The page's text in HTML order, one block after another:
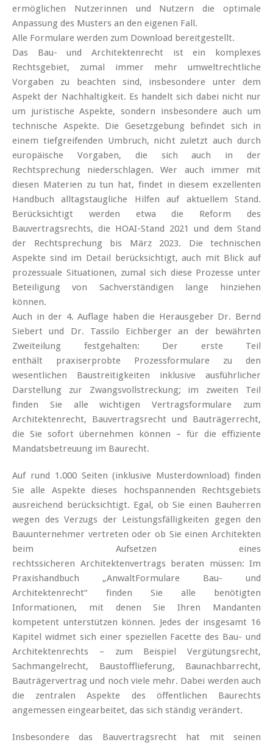
ermöglichen Nutzerinnen und Nutzern die optimale
Anpassung des Musters an den eigenen Fall.
Alle Formulare werden zum Download bereitgestellt.
Das Bau- und Architektenrecht ist ein komplexes
Rechtsgebiet, zumal immer mehr umweltrechtliche
Vorgaben zu beachten sind, insbesondere unter dem
Aspekt der Nachhaltigkeit. Es handelt sich dabei nicht nur
um juristische Aspekte, sondern insbesondere auch um
technische Aspekte. Die Gesetzgebung befindet sich in
einem tiefgreifenden Umbruch, nicht zuletzt auch durch
europäische Vorgaben, die sich auch in der
Rechtsprechung niederschlagen. Wer auch immer mit
diesen Materien zu tun hat, findet in diesem exzellenten
Handbuch alltagstaugliche Hilfen auf aktuellem Stand.
Berücksichtigt werden etwa die Reform des
Bauvertragsrechts, die HOAI-Stand 2021 und dem Stand
der Rechtsprechung bis März 2023. Die technischen
Aspekte sind im Detail berücksichtigt, auch mit Blick auf
prozessuale Situationen, zumal sich diese Prozesse unter
Beteiligung von Sachverständigen lange hinziehen
können.
Auch in der 4. Auflage haben die Herausgeber Dr. Bernd
Siebert und Dr. Tassilo Eichberger an der bewährten
Zweiteilung festgehalten: Der erste Teil
enthält praxiserprobte Prozessformulare zu den
wesentlichen Baustreitigkeiten inklusive ausführlicher
Darstellung zur Zwangsvollstreckung; im zweiten Teil
finden Sie alle wichtigen Vertragsformulare zum
Architektenrecht, Bauvertragsrecht und Bauträgerrecht,
die Sie sofort übernehmen können – für die effiziente
Mandatsbetreuung im Baurecht.
Auf rund 1.000 Seiten (inklusive Musterdownload) finden
Sie alle Aspekte dieses hochspannenden Rechtsgebiets
ausreichend berücksichtigt. Egal, ob Sie einen Bauherren
wegen des Verzugs der Leistungsfälligkeiten gegen den
Bauunternehmer vertreten oder ob Sie einen Architekten
beim Aufsetzen eines
rechtssicheren Architektenvertrags beraten müssen: Im
Praxishandbuch „AnwaltFormulare Bau- und
Architektenrecht“ finden Sie alle benötigten
Informationen, mit denen Sie Ihren Mandanten
kompetent unterstützen können. Jedes der insgesamt 16
Kapitel widmet sich einer speziellen Facette des Bau- und
Architektenrechts – zum Beispiel Vergütungsrecht,
Sachmangelrecht, Baustofflieferung, Baunachbarrecht,
Bauträgervertrag und noch viele mehr. Dabei werden auch
die zentralen Aspekte des öffentlichen Baurechts
angemessen eingearbeitet, das sich ständig verändert.
Insbesondere das Bauvertragsrecht hat mit seinen